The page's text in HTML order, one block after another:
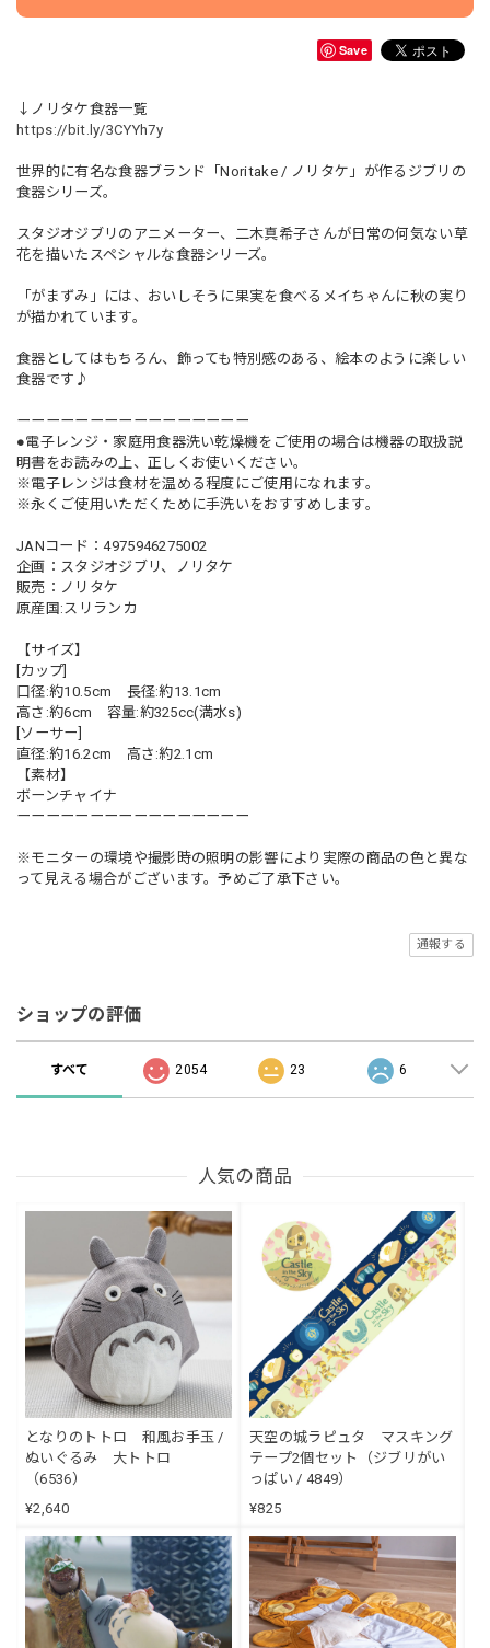
Save
↓ノリタケ食器一覧
https://bit.ly/3CYYh7y
世界的に有名な食器ブランド「Noritake / ノリタケ」が作るジブリの
食器シリーズ。
スタジオジブリのアニメーター、二木真希子さんが日常の何気ない草
花を描いたスペシャルな食器シリーズ。
「がまずみ」には、おいしそうに果実を食べるメイちゃんに秋の実り
が描かれています。
食器としてはもちろん、飾っても特別感のある、絵本のように楽しい
食器です♪
ーーーーーーーーーーーーーーーー
●電子レンジ・家庭用食器洗い乾燥機をご使用の場合は機器の取扱説
明書をお読みの上、正しくお使いください。
※電子レンジは食材を温める程度にご使用になれます。
※永くご使用いただくために手洗いをおすすめします。
JANコード：4975946275002
企画：スタジオジブリ、ノリタケ
販売：ノリタケ
原産国:スリランカ
【サイズ】
[カップ]
口径:約10.5cm 長径:約13.1cm
高さ:約6cm 容量:約325cc(満水s)
[ソーサー]
直径:約16.2cm 高さ:約2.1cm
【素材】
ボーンチャイナ
ーーーーーーーーーーーーーーーー
※モニターの環境や撮影時の照明の影響により実際の商品の色と異な
って見える場合がございます。予めご了承下さい。
通報する
ショップの評価
すべて 2054 23 6
人気の商品
となりのトトロ 和風お手玉 /
ぬいぐるみ 大トトロ
（6536）
¥2,640
天空の城ラピュタ マスキング
テープ2個セット（ジブリがい
っぱい / 4849）
¥825